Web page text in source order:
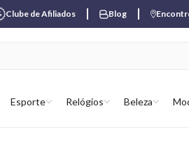
Clube de Afiliados Blog
Esporte Relógios Beleza